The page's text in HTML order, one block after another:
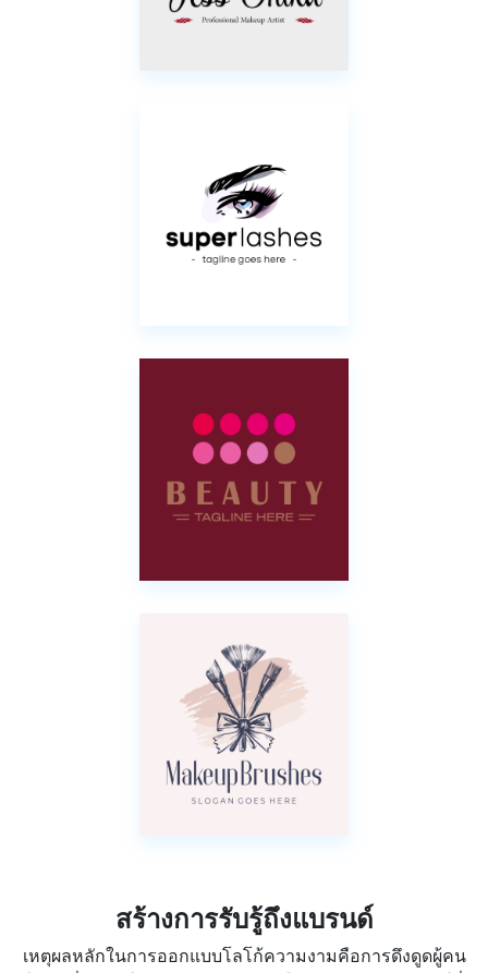
สร้างการรับรู้ถึงแบรนด์
เหตุผลหลักในการออกแบบโลโก้ความงามคือการดึงดูดผู้คน